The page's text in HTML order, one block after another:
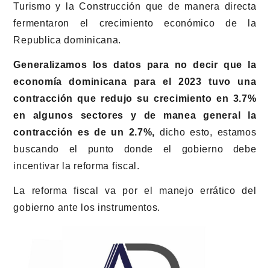
Turismo y la Construcción que de manera directa
fermentaron el crecimiento económico de la
Republica dominicana.
Generalizamos los datos para no decir que la
economía dominicana para el 2023 tuvo una
contracción que redujo su crecimiento en 3.7%
en algunos sectores y de manea general la
contracción es de un 2.7%, dicho esto, estamos
buscando el punto donde el gobierno debe
incentivar la reforma fiscal.
La reforma fiscal va por el manejo errático del
gobierno ante los instrumentos.